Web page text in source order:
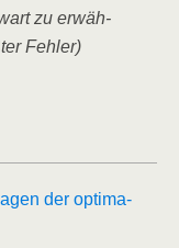
zu erwäh­
Fehler)
der opti­ma­